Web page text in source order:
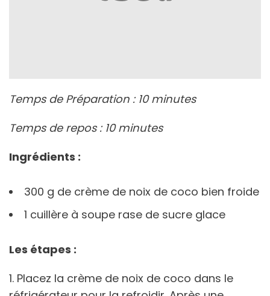
Temps de Préparation : 10 minutes
Temps de repos : 10 minutes
Ingrédients :
300 g de crème de noix de coco bien froide
1 cuillère à soupe rase de sucre glace
Les étapes :
1. Placez la crème de noix de coco dans le